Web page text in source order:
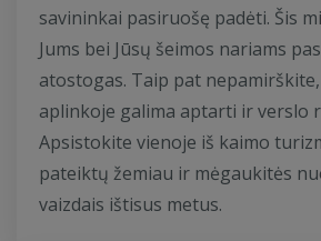
savininkai pasiruošę padėti. Šis
Jums bei Jūsų šeimos nariams
atostogas. Taip pat
aplinkoje galima aptarti ir verslo
Apsistokite vienoje iš kaimo
pateiktų žemiau ir mėgaukitės
vaizdais ištisus metus.